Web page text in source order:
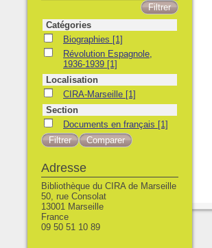
Catégories
Biographies
Biographies [1]
Révolution Espagnole, 1936-1939
Révolution Espagnole,
1936-1939 [1]
Localisation
CIRA-Marseille
CIRA-Marseille [1]
Section
Documents en français
Documents en français [1]
Adresse
Bibliothèque du CIRA de Marseille
50, rue Consolat
13001 Marseille
France
09 50 51 10 89